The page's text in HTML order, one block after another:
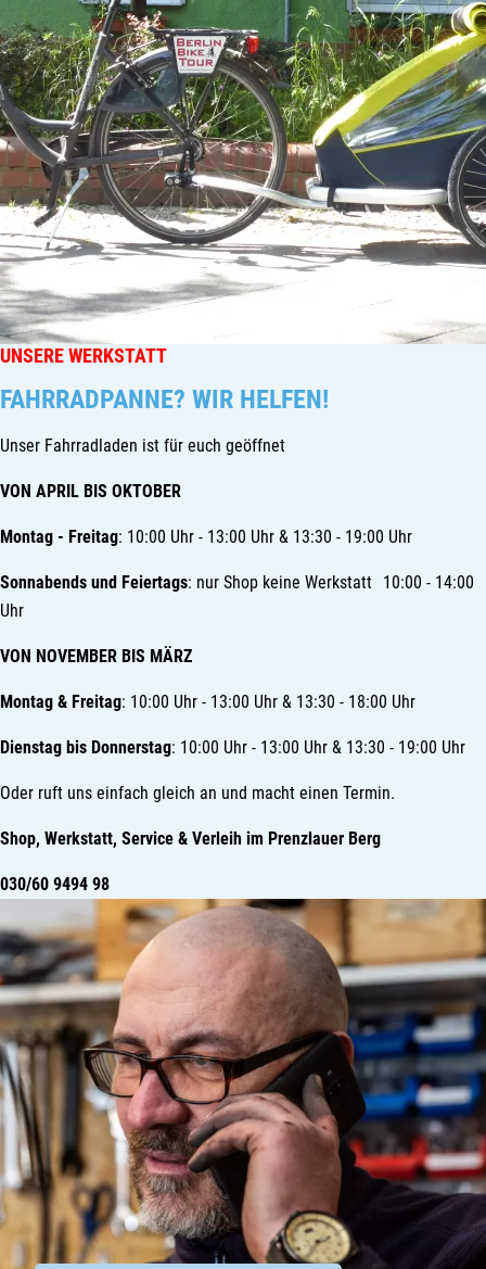
UNSERE WERKSTATT
FAHRRADPANNE? WIR HELFEN!
Unser Fahrradladen ist für euch geöffnet
VON APRIL BIS OKTOBER
Montag - Freitag: 10:00 Uhr - 13:00 Uhr & 13:30 - 19:00 Uhr
Sonnabends und Feiertags: nur Shop keine Werkstatt 10:00 - 14:00
Uhr
VON NOVEMBER BIS MÄRZ
Montag & Freitag: 10:00 Uhr - 13:00 Uhr & 13:30 - 18:00 Uhr
Dienstag bis Donnerstag: 10:00 Uhr - 13:00 Uhr & 13:30 - 19:00 Uhr
Oder ruft uns einfach gleich an und macht einen Termin.
Shop, Werkstatt, Service & Verleih im Prenzlauer Berg
030/60 9494 98